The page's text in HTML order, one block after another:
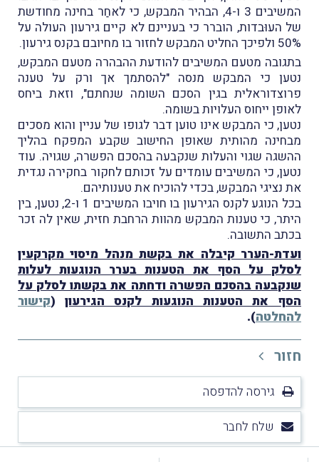
המשיבים 3 ו-4, הבהיר המבקש, כי לאחַר בחינה מחודשת
של העוּבדות, הוברר כי בעניינם לא קיים גירעון העולה על
50% ולפיכך החליט המבקש לחזור בו מחיובם בקנס גירעון.
בתגובה מטעם המשיבים להודעת ההבהרה מטעם המבקש,
נטען כי המבקש מנסה "להסתמך אך ורק על טענה
פרוצדוראלית בגין הסכם השומה שנחתם", וזאת ביחס
לאופן ייחוס העלויות בשומה.
נטען, כי המבקש אינו טוען דבר לגופו של עניין והוא מסכים
מבחינה מהותית שאופן החישוב שקבע המפקח בהליך
ההשגה שגוי והעלות שנקבעה בהסכם הפשרה, שגויה. עוד
נטען, כי המשיבים עומדים על זכותם לחקור בחקירה נגדית
את נציגי המבקש, בכדי להוכיח את טענותיהם.
בכל הנוגע לקנס הגירעון בו חויבו המשיבים 1 ו-2, נטען, בין
היתר, כי טענות המבקש מהוות הרחבת חזית, שאין לה זכר
בכתב התשובה.
ועדת-הערר קיבלה את בקשת מנהל מיסוי מקרקעין
לסלק על הסף את הטענות בערר הנוגעות לעלות
שנקבעה בהסכם הפשרה ודחתה את בקשתו לסלק על
הסף את הטענות הנוגעות לקנס הגירעון(קישור
להחלטה).
חזור
גירסה להדפסה
שלח לחבר